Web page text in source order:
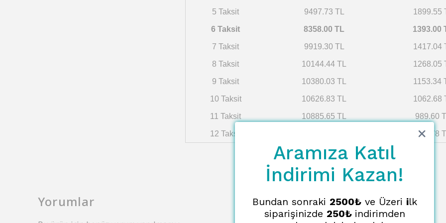
5 Taksit 9497.73 TL 1899.55
6 Taksit 8358.00 TL 1393.00
7 Taksit 9919.30 TL 1417.04
8 Taksit 10144.44 TL 1268.05
9 Taksit 10380.03 TL 1153.34
10 Taksit 10626.83 TL 1062.68
11 Taksit 10885.65 TL 989.60
12 Taksit 929.78
Yorumlar
Aramıza Katıl
İndirimi Kazan!
Bundan sonraki 2500₺ve Üzeri ilk
siparişinizde 250₺ indirimden